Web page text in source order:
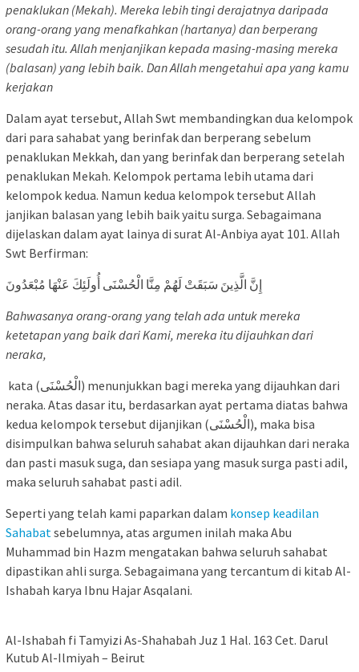
penaklukan (Mekah). Mereka lebih tingi derajatnya daripada
orang-orang yang menafkahkan (hartanya) dan berperang
sesudah itu. Allah menjanjikan kepada masing-masing mereka
(balasan) yang lebih baik. Dan Allah mengetahui apa yang kamu
kerjakan
Dalam ayat tersebut, Allah Swt membandingkan dua kelompok
dari para sahabat yang berinfak dan berperang sebelum
penaklukan Mekkah, dan yang berinfak dan berperang setelah
penaklukan Mekah. Kelompok pertama lebih utama dari
kelompok kedua. Namun kedua kelompok tersebut Allah
janjikan balasan yang lebih baik yaitu surga. Sebagaimana
dijelaskan dalam ayat lainya di surat Al-Anbiya ayat 101. Allah
Swt Berfirman:
إِنَّ الَّذِينَ سَبَقَتْ لَهُمْ مِنَّا الْحُسْنَى أُولَئِكَ عَنْهَا مُبْعَدُونَ
Bahwasanya orang-orang yang telah ada untuk mereka
ketetapan yang baik dari Kami, mereka itu dijauhkan dari
neraka,
kata (الْحُسْنَى) menunjukkan bagi mereka yang dijauhkan dari
neraka. Atas dasar itu, berdasarkan ayat pertama diatas bahwa
kedua kelompok tersebut dijanjikan (الْحُسْنَى), maka bisa
disimpulkan bahwa seluruh sahabat akan dijauhkan dari neraka
dan pasti masuk suga, dan sesiapa yang masuk surga pasti adil,
maka seluruh sahabat pasti adil.
Seperti yang telah kami paparkan dalam konsep keadilan
Sahabat sebelumnya, atas argumen inilah maka Abu
Muhammad bin Hazm mengatakan bahwa seluruh sahabat
dipastikan ahli surga. Sebagaimana yang tercantum di kitab Al-
Ishabah karya Ibnu Hajar Asqalani.
Al-Ishabah fi Tamyizi As-Shahabah Juz 1 Hal. 163 Cet. Darul
Kutub Al-Ilmiyah – Beirut